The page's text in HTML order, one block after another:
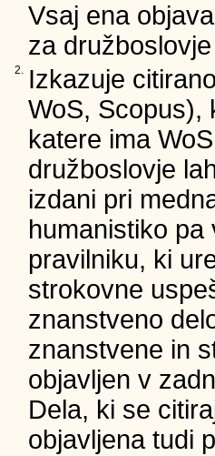
Vsaj ena
za
2. Izkazuje
WoS, Scopus),
katere ima
družboslovje
izdani pri
humanistiko
pravilniku, ki
strokovne
znanstveno
znanstvene in
objavljen v
Dela, ki se
objavljena tudi